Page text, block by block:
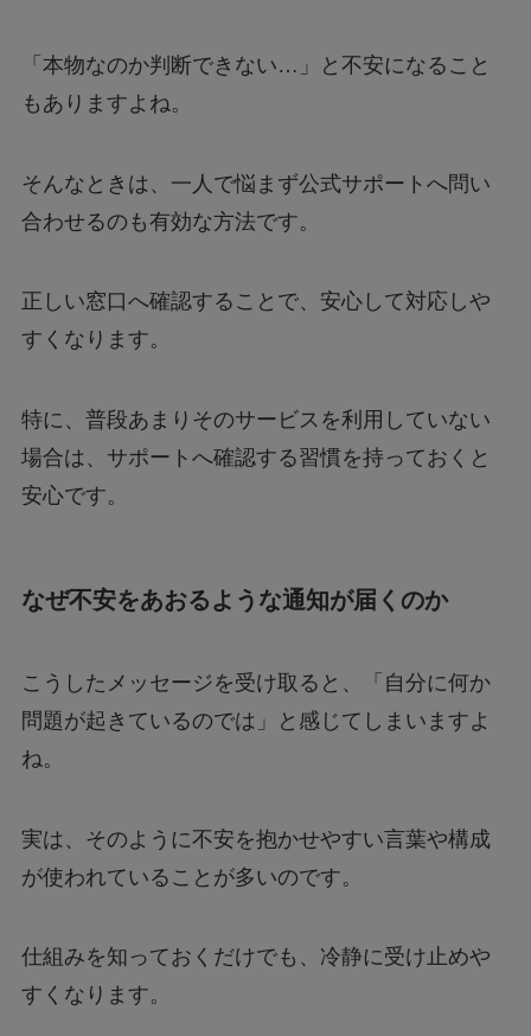
「本物なのか判断できない…」と不安になること
もありますよね。
そんなときは、一人で悩まず公式サポートへ問い
合わせるのも有効な方法です。
正しい窓口へ確認することで、安心して対応しや
すくなります。
特に、普段あまりそのサービスを利用していない
場合は、サポートへ確認する習慣を持っておくと
安心です。
なぜ不安をあおるような通知が届くのか
こうしたメッセージを受け取ると、「自分に何か
問題が起きているのでは」と感じてしまいますよ
ね。
実は、そのように不安を抱かせやすい言葉や構成
が使われていることが多いのです。
仕組みを知っておくだけでも、冷静に受け止めや
すくなります。